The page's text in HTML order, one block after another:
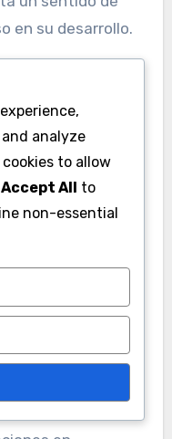
valore los datos
de sus
su
en el
un sentido de
en su desarrollo.
el
el
analyze
to allow
Accept All to
non-essential